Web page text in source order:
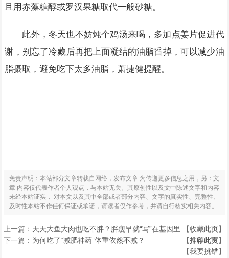
且用赤藻糖醇或罗汉果糖取代一般砂糖。
此外，冬天也不妨炖个鸡汤来喝，多加点姜片促进代
谢，别忘了冷藏后再把上面凝结的油脂舀掉，可以减少油
脂摄取，避免吃下太多油脂，萧捷健提醒。
免责声明：本站部分文章转载自网络，发布文章 为传递更多信息之用，另：文
章 内容仅代表作者个人观点，与本站无关。其原创性以及文中陈述文字和内容
未经本站证实， 对本文以及其中全部或者部分内容、文字的真实性、完整性、
及时性本站不作任何保证或承诺，请读者仅作参考，并请自行核实相关内容。
上一篇： 天天大鱼大肉也吃不胖？胖瘦早就“写”在基因里
下一篇： 为何吃了“减肥神药”体重依然不减？
【收藏此页】
【打印此页】
【推荐此文】
【我要挑错】